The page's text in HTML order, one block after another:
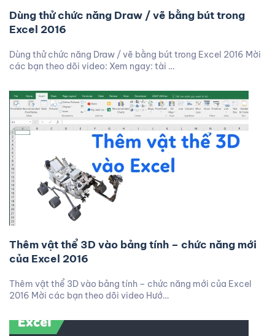
Dùng thử chức năng Draw / vẽ bằng bút trong
Excel 2016
Dùng thử chức năng Draw / vẽ bằng bút trong Excel 2016 Mời
các bạn theo dõi video: Xem ngay: tài …
Thêm vật thể 3D vào bảng tính – chức năng mới
của Excel 2016
Thêm vật thể 3D vào bảng tính – chức năng mới của Excel
2016 Mời các bạn theo dõi video Hướ…